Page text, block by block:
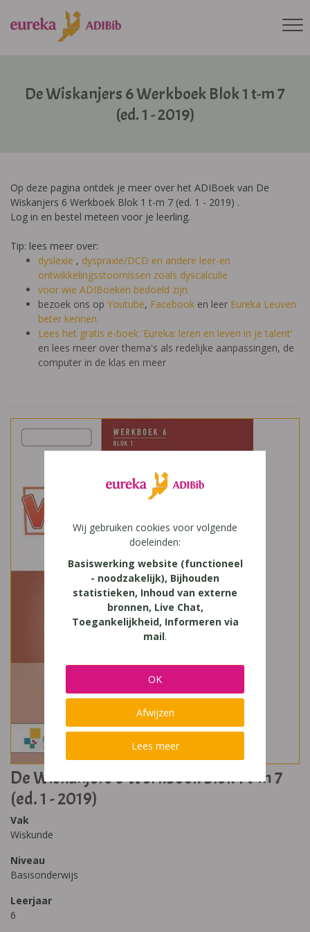
De Wiskanjers 6 Werkboek Blok 1 t-m 7
(ed. 1 - 2019)
Op deze pagina ontdek je meer over het ADIBoek van De
Wiskanjers 6 Werkboek Blok 1 t-m 7 (ed. 1 - 2019) .
Log in en bestel meteen voor je leerling.
Tip: lees meer over:
dyslexie , dyspraxie/DCD en andere leer-en
ontwikkelingsstoornissen zoals dyscalculie
voor wie ADIBoeken bedoeld zijn
bezoek ons op Youtube, Facebook en leer Eureka Leuven
beter kennen.
Lees het gratis e-boek 'Eureka: leren en leven in je talent'
en lees meer over thema's als redelijke aanpassingen, de
computer in de klas en meer
De Wiskanjers 6 Werkboek Blok 1 t-m 7
(ed. 1 - 2019)
Vak
Wiskunde
Niveau
Basisonderwijs
Leerjaar
6
Wij gebruiken cookies voor volgende
doeleinden:
Basiswerking website (functioneel
- noodzakelijk), Bijhouden
statistieken, Inhoud van externe
bronnen, Live Chat,
Toegankelijkheid, Informeren via
mail.
OK
Afwijzen
Lees meer